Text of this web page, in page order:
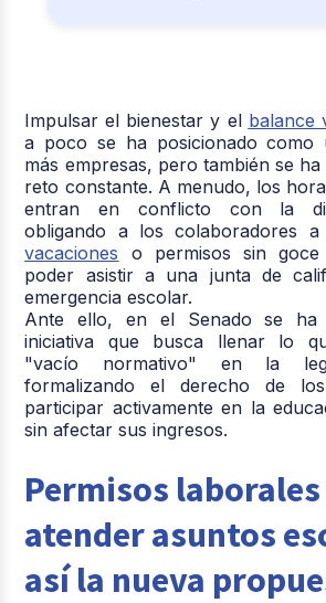
Impulsar el bienestar y el balance
a poco se ha posicionado como
más empresas, pero también se
reto constante. A menudo, los
entran en conflicto con la
obligando a los colaboradores
vacaciones o permisos sin
poder asistir a una junta de
emergencia escolar.
Ante ello, en el Senado se ha
iniciativa que busca llenar lo
"vacío normativo" en la
formalizando el derecho de
participar activamente en la
sin afectar sus ingresos.
Permisos
atender asuntos
así la nueva